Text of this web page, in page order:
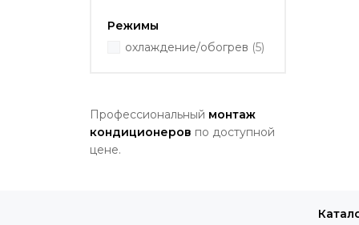
Режимы
охлаждение/обогрев (5)
Профессиональный монтаж
кондиционеров по доступной
цене.